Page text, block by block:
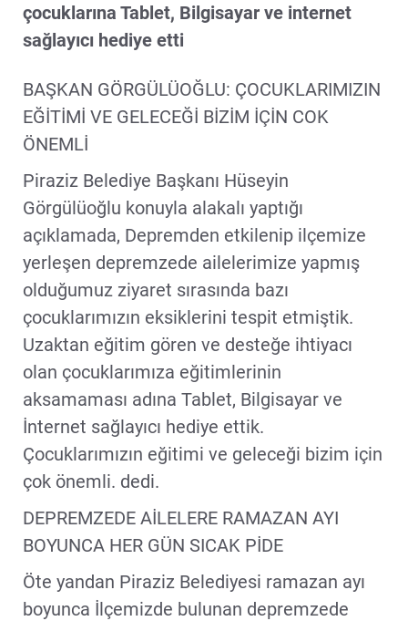
çocuklarına Tablet, Bilgisayar ve internet
sağlayıcı hediye etti
BAŞKAN GÖRGÜLÜOĞLU: ÇOCUKLARIMIZIN
EĞİTİMİ VE GELECEĞİ BİZİM İÇİN COK
ÖNEMLİ
Piraziz Belediye Başkanı Hüseyin
Görgülüoğlu konuyla alakalı yaptığı
açıklamada, Depremden etkilenip ilçemize
yerleşen depremzede ailelerimize yapmış
olduğumuz ziyaret sırasında bazı
çocuklarımızın eksiklerini tespit etmiştik.
Uzaktan eğitim gören ve desteğe ihtiyacı
olan çocuklarımıza eğitimlerinin
aksamaması adına Tablet, Bilgisayar ve
İnternet sağlayıcı hediye ettik.
Çocuklarımızın eğitimi ve geleceği bizim için
çok önemli. dedi.
DEPREMZEDE AİLELERE RAMAZAN AYI
BOYUNCA HER GÜN SICAK PİDE
Öte yandan Piraziz Belediyesi ramazan ayı
boyunca İlçemizde bulunan depremzede